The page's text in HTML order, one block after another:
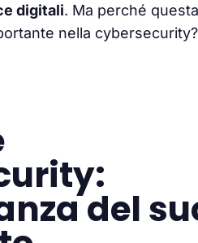
digitali. Ma perché questa
nella cybersecurity?
del